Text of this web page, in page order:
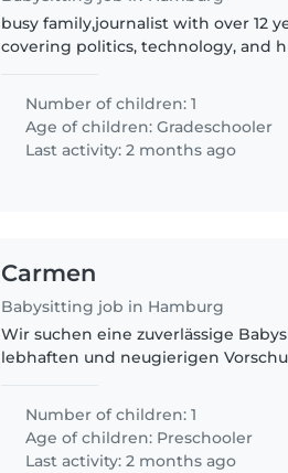
busy family,journalist with over 12
covering politics, technology, and
Number of children: 1
Age of children:Gradeschooler
Last activity: 2 months ago
Carmen
Babysitting job in Hamburg
Wir suchen eine zuverlässige
lebhaften und neugierigen
Betreuungsperson geduldig..
Number of children: 1
Age of children: Preschooler
Last activity: 2 months ago